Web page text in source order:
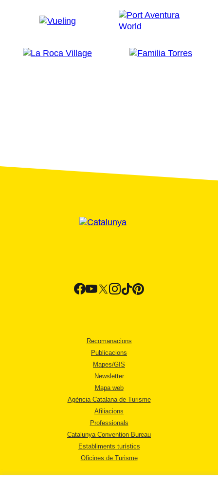
Recomanacions
Publicacions
Mapes/GIS
Newsletter
Mapa web
Agència Catalana de Turisme
Afiliacions
Professionals
Catalunya Convention Bureau
Establiments turístics
Oficines de Turisme